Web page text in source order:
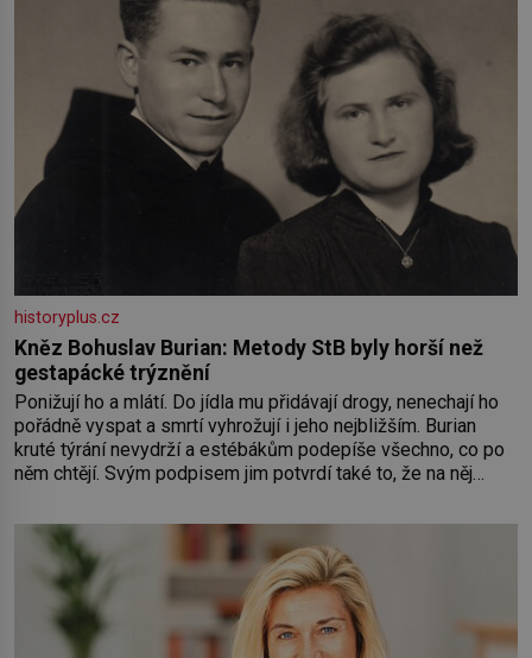
historyplus.cz
Kněz Bohuslav Burian: Metody StB byly horší než
gestapácké trýznění
Ponižují ho a mlátí. Do jídla mu přidávají drogy, nenechají ho
pořádně vyspat a smrtí vyhrožují i jeho nejbližším. Burian
kruté týrání nevydrží a estébákům podepíše všechno, co po
něm chtějí. Svým podpisem jim potvrdí také to, že na něj
Syn brněnského řezníka chce být knězem a